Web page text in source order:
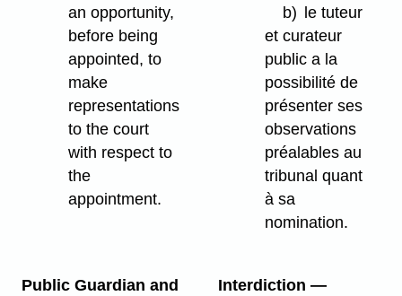
an opportunity,
before being
appointed, to
make
representations
to the court
with respect to
the
appointment.
b)
le tuteur
et curateur
public a la
possibilité de
présenter ses
observations
préalables au
tribunal quant
à sa
nomination.
Public Guardian and
Interdiction —